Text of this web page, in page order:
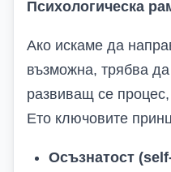
Психологическа
Ако искаме да
възможна, трябва
развиващ се
Ето ключовите
Осъзнатост